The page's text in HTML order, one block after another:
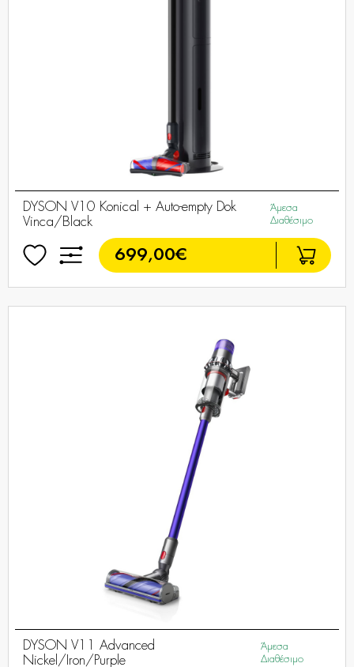
DYSON V10 Konical + Auto-empty Dok
Vinca/Black
Άμεσα
Διαθέσιμο
699,00€
DYSON V11 Advanced
Nickel/Iron/Purple
Άμεσα
Διαθέσιμο